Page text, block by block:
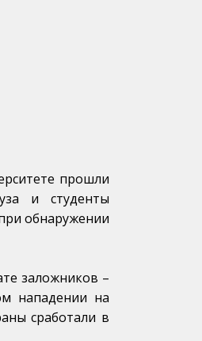
прошли
и студенты
обнаружении
заложников –
нападении на
сработали в